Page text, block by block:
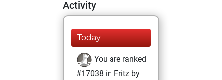
Activity
Today
You are ranked
#17038 in Fritz by